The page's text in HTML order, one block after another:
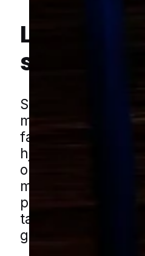
Lokal
sølvfisk
Sølvfisk ses ofte
mørke, ro og
farlige, men de
hjemmet, især når
op i
med lidt højere
problemet breder
taget hånd om de
gemmesteder.